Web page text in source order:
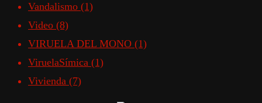
Vandalismo (1)
Video (8)
VIRUELA DEL MONO (1)
ViruelaSímica (1)
Vivienda (7)